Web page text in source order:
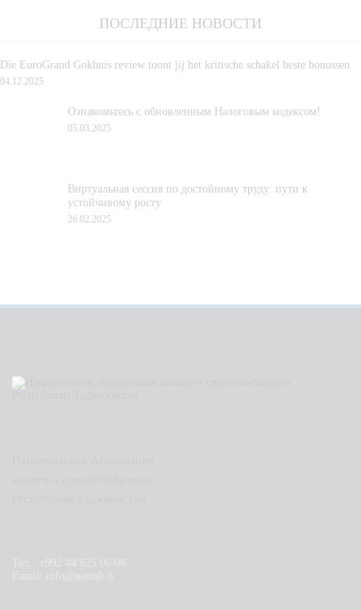
ПОСЛЕДНИЕ НОВОСТИ
Die EuroGrand Gokhuis review toont jij het kritische schakel beste bonussen
04.12.2025
Ознакомьтесь с обновленным Налоговым кодексом!
05.03.2025
Виртуальная сессия по достойному труду: пути к
устойчивому росту
26.02.2025